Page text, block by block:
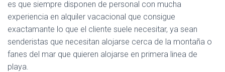
es que siempre disponen de personal con mucha
experiencia en alquiler vacacional que consigue
exactamante lo que el cliente suele necesitar, ya sean
senderistas que necesitan alojarse cerca de la montaña o
fanes del mar que quieren alojarse en primera linea de
playa.